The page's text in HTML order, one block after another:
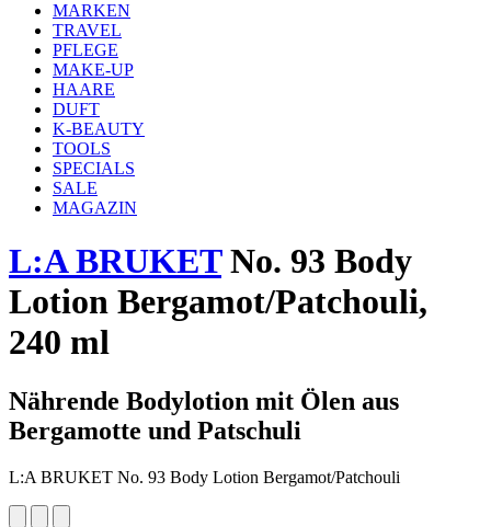
MARKEN
TRAVEL
PFLEGE
MAKE-UP
HAARE
DUFT
K-BEAUTY
TOOLS
SPECIALS
SALE
MAGAZIN
L:A BRUKETNo. 93 Body
Lotion Bergamot/Patchouli,
240 ml
Nährende Bodylotion mit Ölen aus
Bergamotte und Patschuli
L:A BRUKET No. 93 Body Lotion Bergamot/Patchouli